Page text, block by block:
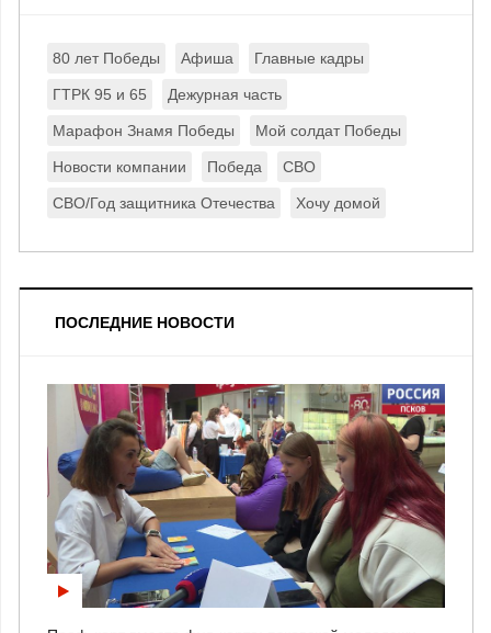
80 лет Победы Афиша Главные кадры
ГТРК 95 и 65 Дежурная часть
Марафон Знамя Победы Мой солдат Победы
Новости компании Победа СВО
СВО/Год защитника Отечества Хочу домой
ПОСЛЕДНИЕ НОВОСТИ